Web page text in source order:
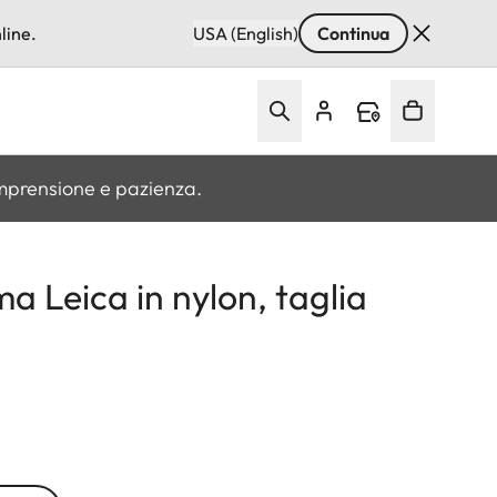
USA (English) Continua
e pazienza.
Leica in nylon, taglia